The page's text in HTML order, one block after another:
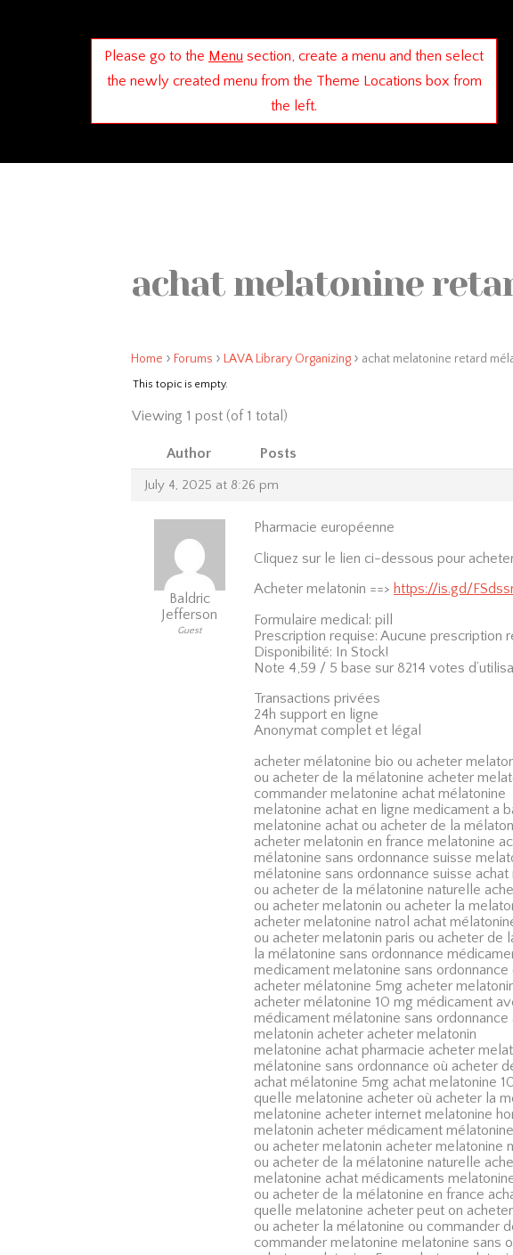
Please go to the Menu section, create a menu and then select
the newly created menu from the Theme Locations box from
the left.
achat melatonine
Home › Forums › LAVA Library Organizing › achat melatonine retard
This topic is empty.
Viewing 1 post (of 1 total)
Author Posts
July 4, 2025 at 8:26 pm
Baldric
Jefferson
Guest
Pharmacie européenne
Cliquez sur le lien ci-dessous pour
Acheter melatonin ==> https://is.gd/
Formulaire medical: pill
Prescription requise: Aucune prescription
Disponibilité: In Stock!
Note 4,59 / 5 base sur 8214 votes
Transactions privées
24h support en ligne
Anonymat complet et légal
acheter mélatonine bio ou acheter
ou acheter de la mélatonine acheter
commander melatonine achat mélatonine
melatonine achat en ligne medicament a
melatonine achat ou acheter de la
acheter melatonin en france melatonine
mélatonine sans ordonnance suisse
mélatonine sans ordonnance suisse
ou acheter de la mélatonine naturelle
ou acheter melatonin ou acheter la
acheter melatonine natrol achat
ou acheter melatonin paris ou acheter de
la mélatonine sans ordonnance
medicament melatonine sans
acheter mélatonine 5mg acheter
acheter mélatonine 10 mg médicament
médicament mélatonine sans
melatonin acheter acheter melatonin
melatonine achat pharmacie acheter
mélatonine sans ordonnance où acheter
achat mélatonine 5mg achat melatonine
quelle melatonine acheter où acheter la
melatonine acheter internet melatonine
melatonin acheter médicament
ou acheter melatonin acheter melatonine
ou acheter de la mélatonine naturelle
melatonine achat médicaments
ou acheter de la mélatonine en france
quelle melatonine acheter peut on
ou acheter la mélatonine ou commander
commander melatonine melatonine sans